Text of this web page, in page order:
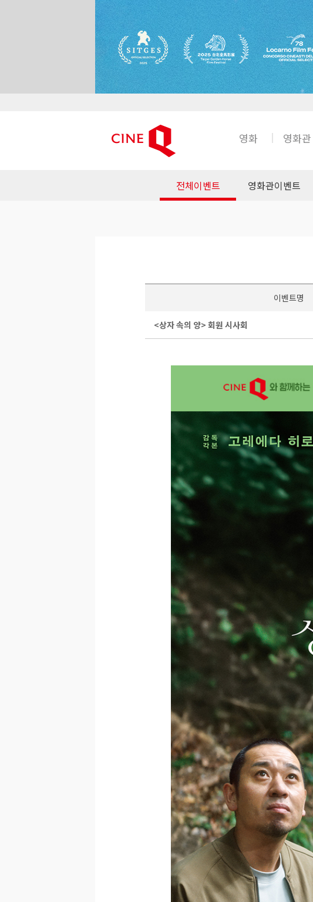
영화 영화관
전체이벤트 영화관이벤트
이벤트명
<상자 속의 양> 회원 시사회